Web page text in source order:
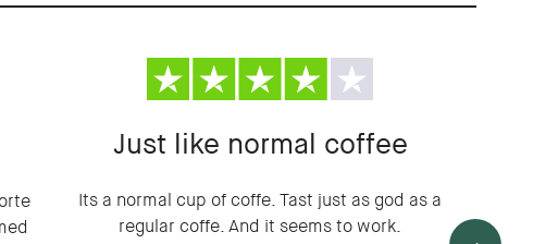
Just like normal coffee
Its a normal cup of coffe. Tast just as god as a
regular coffe. And it seems to work.
gir ro